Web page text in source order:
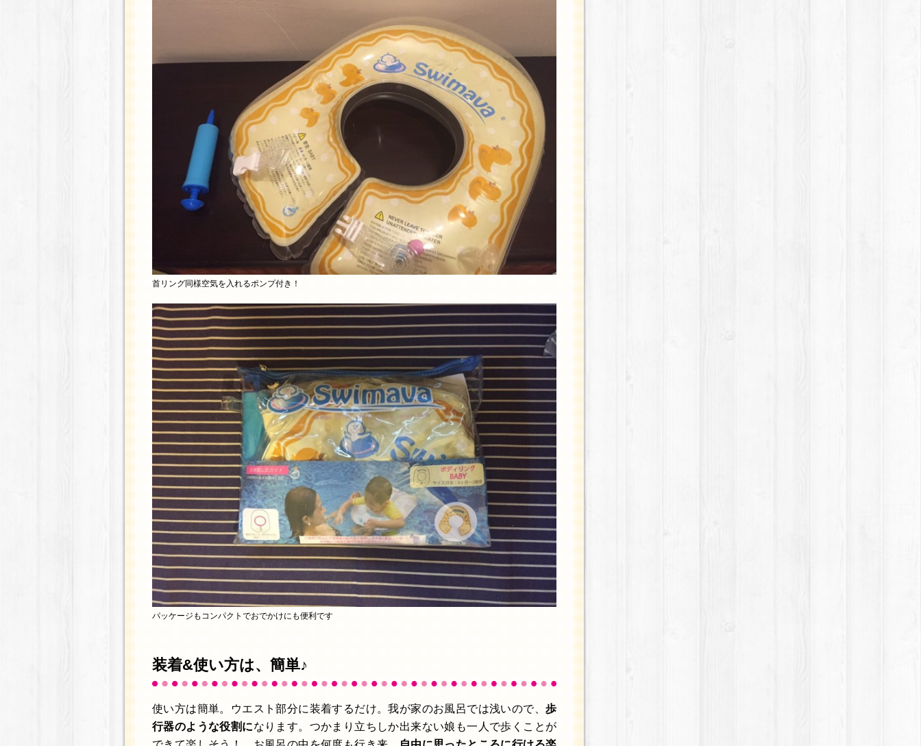
首リング同様空気を入れるポンプ付き！
パッケージもコンパクトでおでかけにも便利です
装着&使い方は、簡単♪
使い方は簡単。ウエスト部分に装着するだけ。我が家のお風呂では浅いので、 歩
行器のような役割になります。つかまり立ちしか出来ない娘も一人で歩くことが